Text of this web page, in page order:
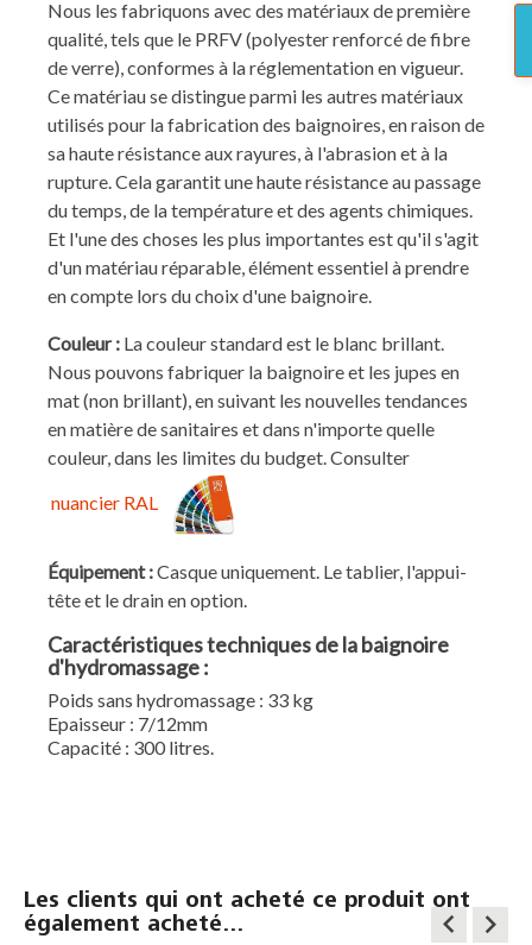
Nous les fabriquons avec des matériaux de première
qualité, tels que le PRFV (polyester renforcé de fibre
de verre), conformes à la réglementation en vigueur.
Ce matériau se distingue parmi les autres matériaux
utilisés pour la fabrication des baignoires, en raison de
sa haute résistance aux rayures, à l'abrasion et à la
rupture. Cela garantit une haute résistance au passage
du temps, de la température et des agents chimiques.
Et l'une des choses les plus importantes est qu'il s'agit
d'un matériau réparable, élément essentiel à prendre
en compte lors du choix d'une baignoire.
Couleur : La couleur standard est le blanc brillant.
Nous pouvons fabriquer la baignoire et les jupes en
mat (non brillant), en suivant les nouvelles tendances
en matière de sanitaires et dans n'importe quelle
couleur, dans les limites du budget. Consulter
nuancier RAL
Équipement :Casque uniquement. Le tablier, l'appui-
tête et le drain en option.
Caractéristiques techniques de la baignoire
d'hydromassage:
Poids sans hydromassage : 33 kg
Epaisseur : 7/12mm
Capacité : 300 litres.
Les clients qui ont acheté ce produit ont
également acheté...
keyboard_arrow_left keyboard_arrow_right